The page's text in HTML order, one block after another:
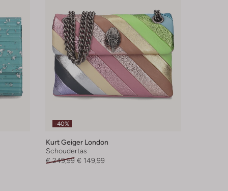
-40%
Kurt Geiger London
Schoudertas
€ 249,99 € 149,99